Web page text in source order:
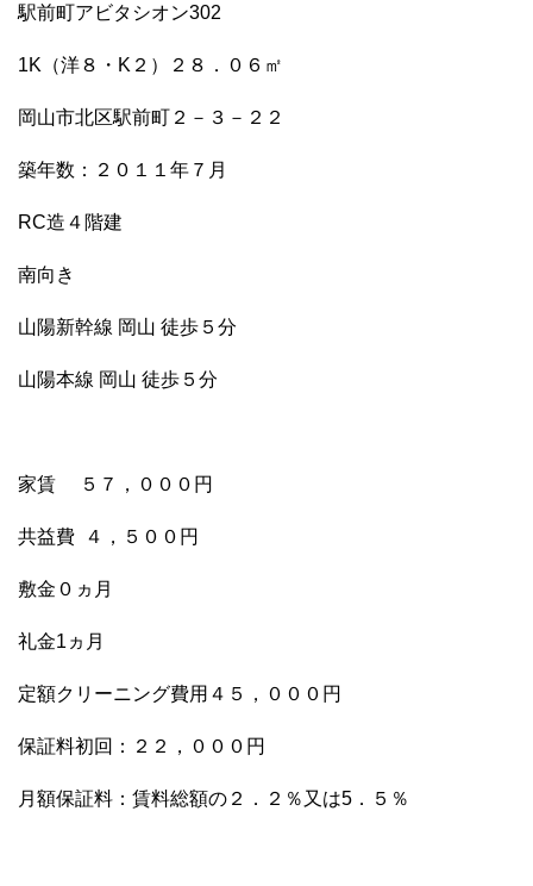
駅前町アビタシオン302
1K（洋８・K２）２８．０６㎡
岡山市北区駅前町２－３－２２
築年数：２０１１年７月
RC造４階建
南向き
山陽新幹線 岡山 徒歩５分
山陽本線 岡山 徒歩５分
家賃 ５７，０００円
共益費 ４，５００円
敷金０ヵ月
礼金1ヵ月
定額クリーニング費用４５，０００円
保証料初回：２２，０００円
月額保証料：賃料総額の２．２％又は5．５％